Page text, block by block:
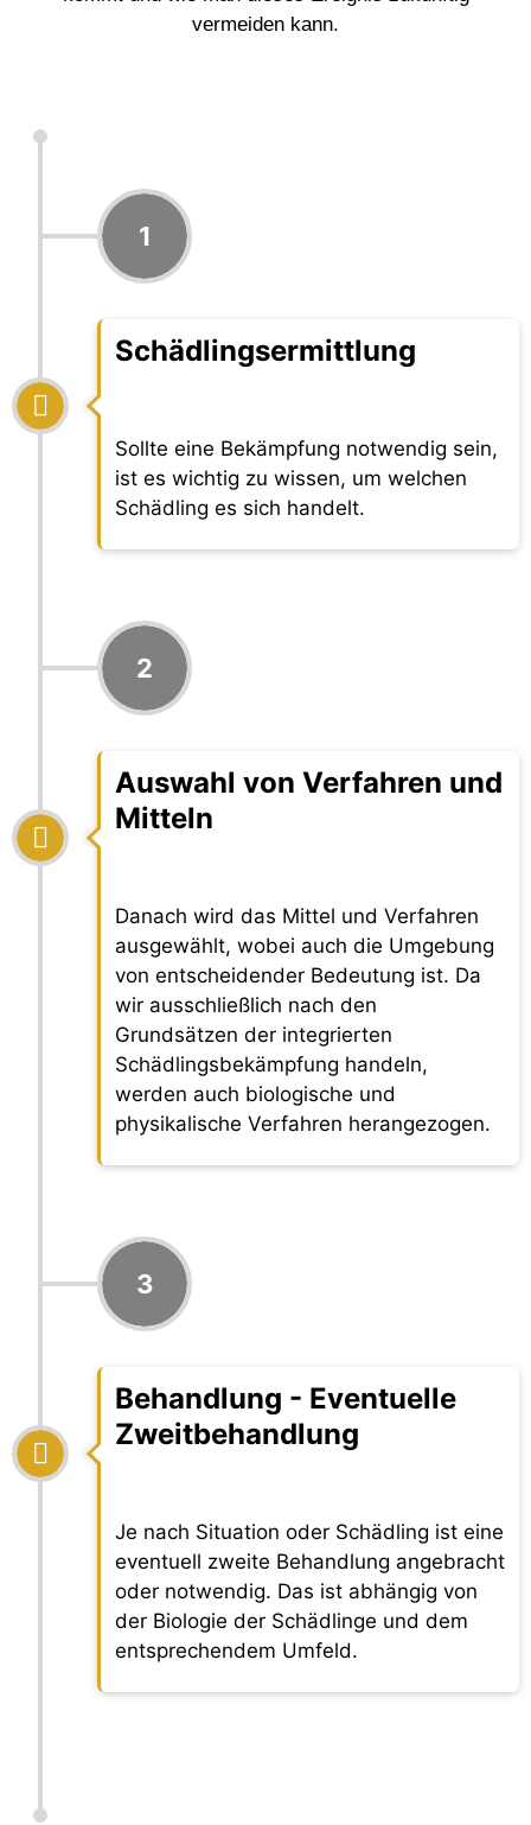
vermeiden kann.
1
Schädlingsermittlung
Sollte eine Bekämpfung notwendig sein,
ist es wichtig zu wissen, um welchen
Schädling es sich handelt.
2
Auswahl von Verfahren und
Mitteln
Danach wird das Mittel und Verfahren
ausgewählt, wobei auch die Umgebung
von entscheidender Bedeutung ist. Da
wir ausschließlich nach den
Grundsätzen der integrierten
Schädlingsbekämpfung handeln,
werden auch biologische und
physikalische Verfahren herangezogen.
3
Behandlung - Eventuelle
Zweitbehandlung
Je nach Situation oder Schädling ist eine
eventuell zweite Behandlung angebracht
oder notwendig. Das ist abhängig von
der Biologie der Schädlinge und dem
entsprechendem Umfeld.